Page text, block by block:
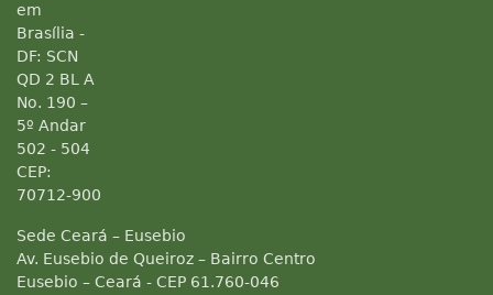
em
Brasília -
DF: SCN
QD 2 BL A
No. 190 –
5º Andar
502 - 504
CEP:
70712-900
Sede Ceará – Eusebio
Av. Eusebio de Queiroz – Bairro Centro
Eusebio – Ceará - CEP 61.760-046